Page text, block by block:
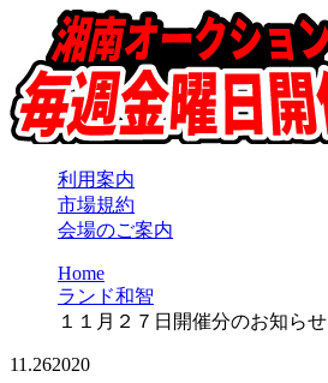
利用案内
市場規約
会場のご案内
Home
ランド和智
１１月２７日開催分のお知らせ
11.262020